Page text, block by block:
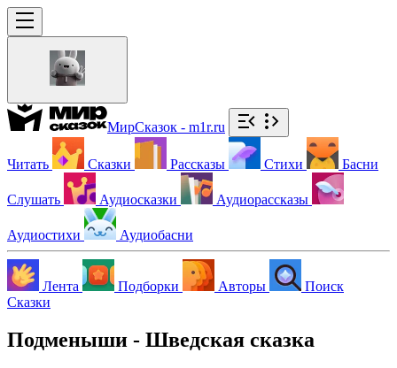
МирСказок - m1r.ru
Читать Сказки Рассказы Стихи Басни
Слушать Аудиосказки Аудиорассказы
Аудиостихи Аудиобасни
Лента Подборки Авторы
Поиск
Сказки
Подменыши - Шведская сказка